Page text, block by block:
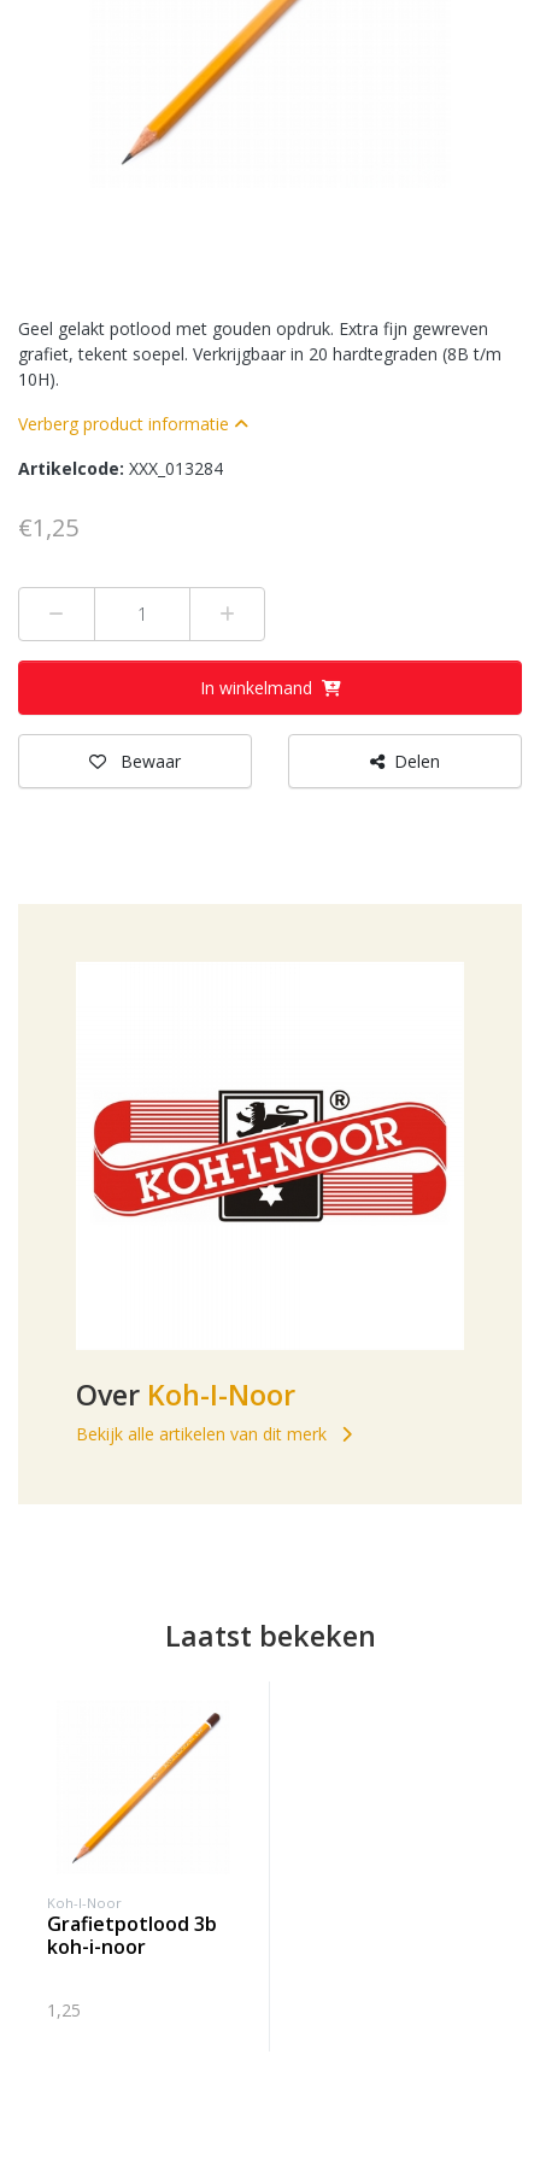
Geel gelakt potlood met gouden opdruk. Extra fijn gewreven
grafiet, tekent soepel. Verkrijgbaar in 20 hardtegraden (8B t/m
10H).
Verberg product informatie
Artikelcode: XXX_013284
€1,25
In winkelmand
Bewaar Delen
Over Koh-I-Noor
Bekijk alle artikelen van dit merk
Laatst bekeken
Koh-I-Noor
grafietpotlood 3b
koh-i-noor
1,25